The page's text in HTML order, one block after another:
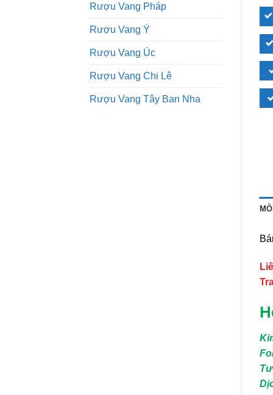
Rượu Vang Pháp
Rượu Vang Ý
Rượu Vang Úc
Rượu Vang Chi Lê
Rượu Vang Tây Ban Nha